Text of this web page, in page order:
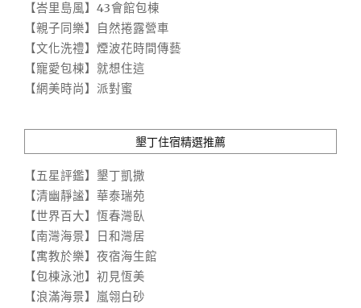
【峇里島風】43會館包棟
【親子同樂】自然捲露營車
【文化洗禮】煙波花時間傳藝
【寵愛包棟】就想住這
【網美時尚】派對蜜
墾丁住宿精選推薦
【五星評鑑】墾丁凱撒
【清幽靜謐】華泰瑞苑
【世界百大】恆春灣臥
【南灣海景】日和灣居
【寓教於樂】夜宿海生館
【包棟泳池】初見恆美
【浪滿海景】嵐翎白砂